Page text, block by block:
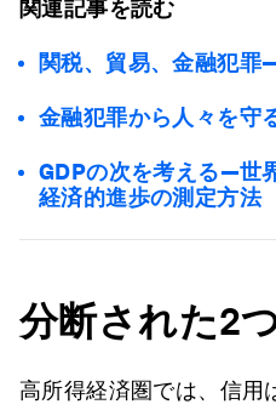
関連記事を読む
関税、貿易、金融犯罪
金融犯罪から人々を守
GDPの次を考える―世
経済的進歩の測定方法
分断された2
高所得経済圏では、信用